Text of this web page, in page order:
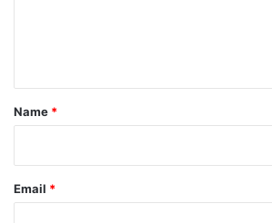
*
Name *
Email *